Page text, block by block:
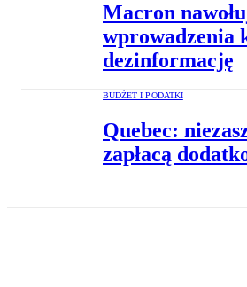
Macron
wprowadzenia
dezinformację
BUDŻET I PODATKI
Quebec:
zapłacą